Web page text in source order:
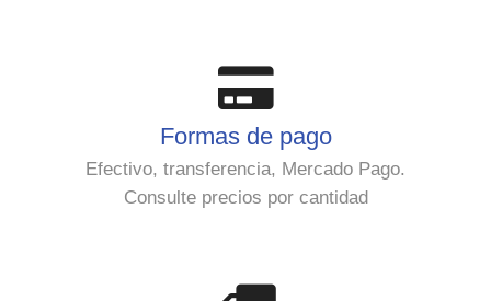
Formas de pago
Efectivo, transferencia, Mercado Pago.
Consulte precios por cantidad